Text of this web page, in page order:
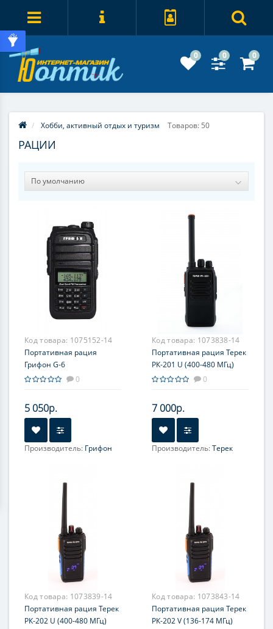
0 0 0
Хобби, активный отдых и туризм Товаров: 50
РАЦИИ
Код товара: 1075152-14
Портативная рация
Грифон G-6
0
5 050р.
Производитель: Грифон
Код товара: 1073838-14
Портативная рация Терек
РК-201 U (400-480 МГц)
0
7 000р.
Производитель:Терек
Код товара: 1073839-14
Портативная рация Терек
РК-202 U (400-480 МГц)
Код товара: 1073843-14
Портативная рация Терек
РК-202 V (136-174 МГц)